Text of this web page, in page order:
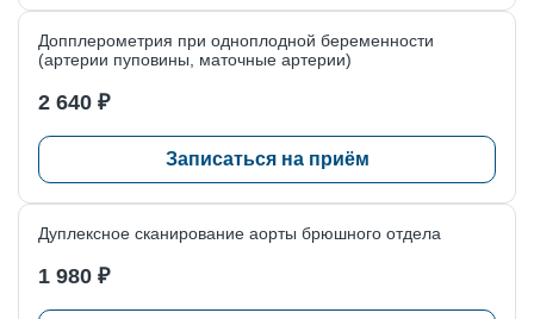
Допплерометрия при одноплодной беременности
(артерии пуповины, маточные артерии)
2 640 ₽
Записаться на приём
Дуплексное сканирование аорты брюшного отдела
1 980 ₽